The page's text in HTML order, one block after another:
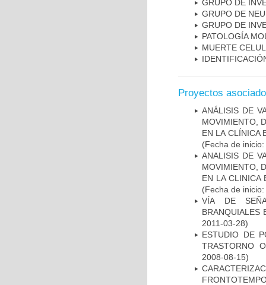
GRUPO DE
GRUPO DE
GRUPO DE
PATOLOGÍA
MUERTE
Proyectos
ANÁLISIS DE
MOVIMIENTO,
EN LA CLÍNICA
(Fecha de
ANALISIS DE
MOVIMIENTO,
EN LA CLINICA
(Fecha de
VÍA DE
BRANQUIALES
2011-03-28)
ESTUDIO DE
TRASTORNO
2008-08-15)